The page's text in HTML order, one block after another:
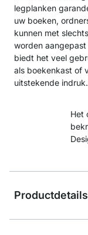
legplanken
uw boeken,
kunnen met
worden
biedt het veel
als boekenkast of
uitstekende indruk.
Het
Productdetails